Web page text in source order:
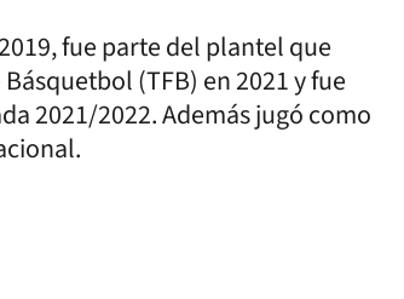
fue parte del plantel que
(TFB) en 2021 y fue
2021/2022. Además jugó como